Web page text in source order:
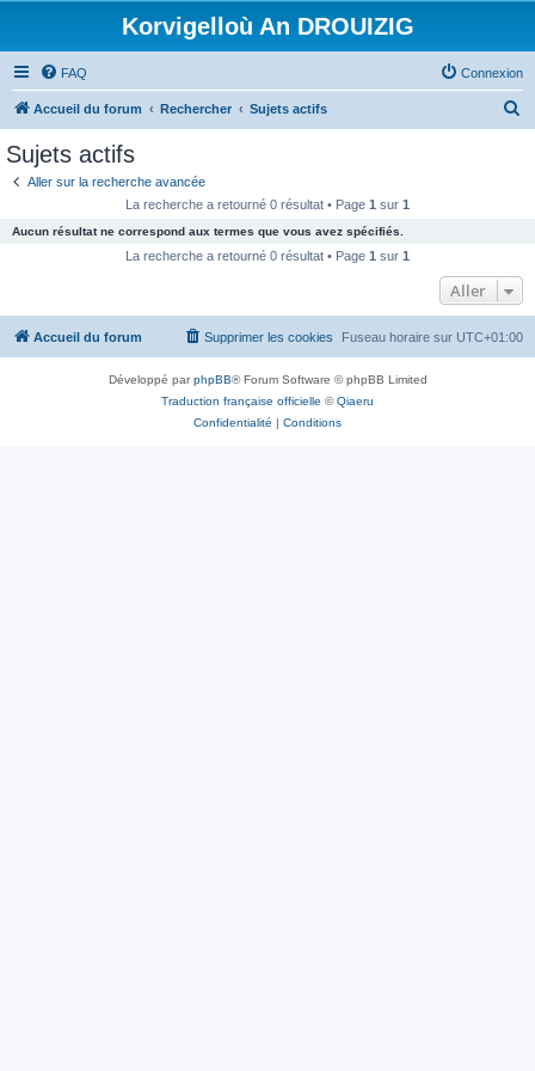
Korvigelloù An DROUIZIG
FAQ Connexion
Accueil du forum Rechercher Sujets actifs
c
e
Sujets actifs
Aller sur la recherche avancée
La recherche a retourné 0 résultat • Page 1 sur 1
Aucun résultat ne correspond aux termes que vous avez spécifiés.
La recherche a retourné 0 résultat • Page 1 sur 1
Aller
Accueil du forum Fuseau horaire sur UTC+01:00
Supprimer les cookies
Développé parphpBB® Forum Software © phpBB Limited
Traduction française officielle ©Qiaeru
Confidentialité | Conditions